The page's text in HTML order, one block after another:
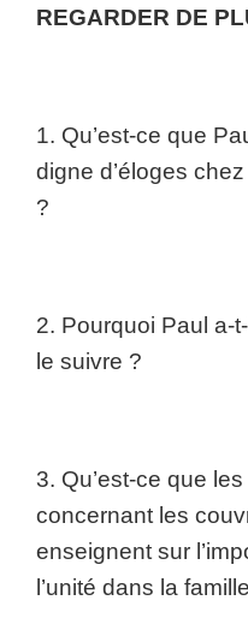
REGARDER DE
1. Qu’est-ce que
digne d’éloges
?
2. Pourquoi Paul a-
le suivre ?
3. Qu’est-ce que
concernant les
enseignent sur
l’unité dans la